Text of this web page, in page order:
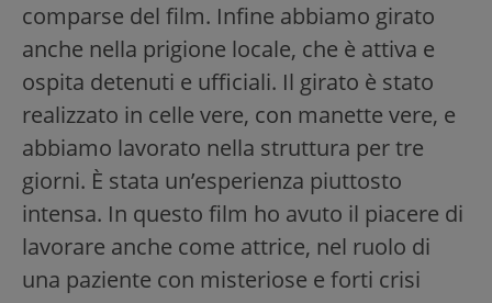
comparse del film. Infine abbiamo girato
anche nella prigione locale, che è attiva e
ospita detenuti e ufficiali. Il girato è stato
realizzato in celle vere, con manette vere, e
abbiamo lavorato nella struttura per tre
giorni. È stata un’esperienza piuttosto
intensa. In questo film ho avuto il piacere di
lavorare anche come attrice, nel ruolo di
una paziente con misteriose e forti crisi